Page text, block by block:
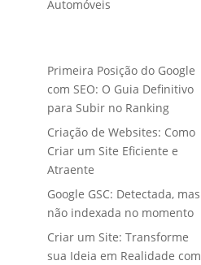
Automóveis
Primeira Posição do Google
com SEO: O Guia Definitivo
para Subir no Ranking
Criação de Websites: Como
Criar um Site Eficiente e
Atraente
Google GSC: Detectada, mas
não indexada no momento
Criar um Site: Transforme
sua Ideia em Realidade com